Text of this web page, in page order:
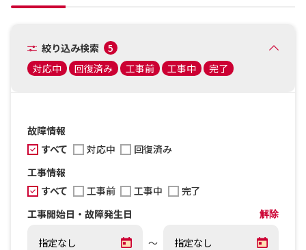
絞り込み検索
5
対応中
回復済み 工事前 工事中 完了
故障情報
すべて
対応中
回復済み
工事情報
すべて
工事前 工事中
完了
工事開始日・故障発生日
解除
～